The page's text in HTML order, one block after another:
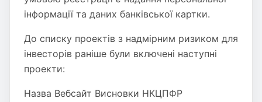
інформації та даних банківської картки.
До списку проектів з надмірним ризиком для
інвесторів раніше були включені наступні
проекти:
Назва Вебсайт Висновки НКЦПФР